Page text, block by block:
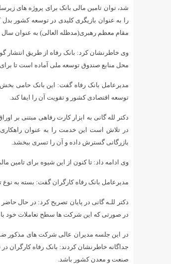
شد، توان تامین مالی بانک برای پروژه های
را به عنوان بازیگری کلیدی در توسعه کشور
مقام معظم رهبری(مدظله العالی) به عنوان
وی خاطرنشان کرد: بانک رفاه از طریق انتشار
محل منابع صندوق توسعه ملی آماده است تا
مدیرعامل بانک رفاه گفت: این بانک حامی بخش
توسعه اقتصادی کشور و تقویت آن را ایفا کند.
دکتر لله گانی به ابزار کارت رفاهی مبتنی بر
در تلاش است این خدمت را به عنوان
بازرگانی گسترش داده و آن را تسری ببخشد.
وی ادامه داد: تا کنون از این شیوه برای تامین
مدیرعامل بانک رفاه کارگران گفت: بسته به نوع
دکتر للـه گانی در پایان تصریح کرد: در حال
در صورتی که این شرکت ها سطح تعاملات خود با
در این جلسه مدیران عالی شرکت های مذکور
جداگانه خاطرنشان کردند: بانک رفاه
صنعت و معدن کشور باشد.